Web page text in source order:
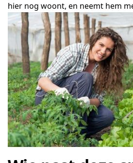
hier nog woont, en neemt hem